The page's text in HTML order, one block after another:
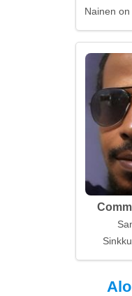
Nainen on